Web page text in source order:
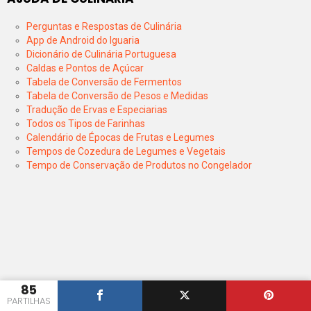
85
PARTILHAS
Perguntas e Respostas de Culinária
App de Android do Iguaria
Dicionário de Culinária Portuguesa
Caldas e Pontos de Açúcar
Tabela de Conversão de Fermentos
Tabela de Conversão de Pesos e Medidas
Tradução de Ervas e Especiarias
Todos os Tipos de Farinhas
Calendário de Épocas de Frutas e Legumes
Tempos de Cozedura de Legumes e Vegetais
Tempo de Conservação de Produtos no Congelador